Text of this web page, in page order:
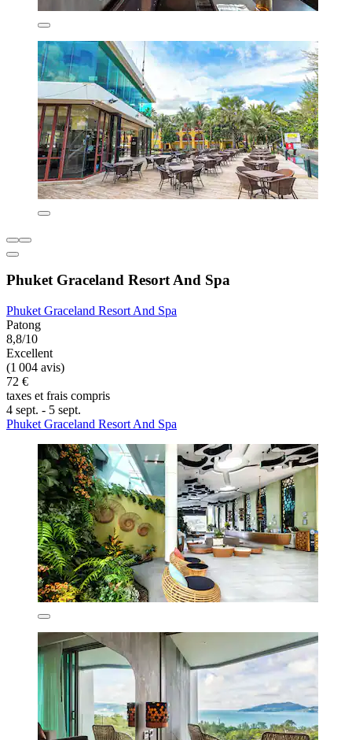
Phuket Graceland Resort And Spa
Phuket Graceland Resort And Spa
Patong
8,8/10
Excellent
(1 004 avis)
72 €
taxes et frais compris
4 sept. - 5 sept.
Phuket Graceland Resort And Spa